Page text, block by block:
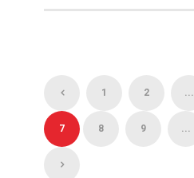
1 2 ...
7 8 9 ...